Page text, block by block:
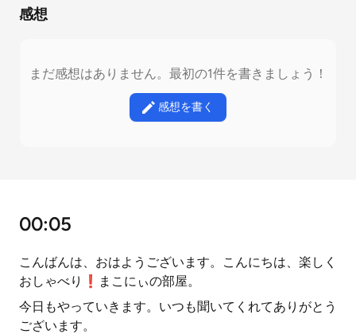
感想
まだ感想はありません。最初の1件を書きましょう！
感想を書く
00:05
こんばんは、おはようございます。こんにちは、楽しく
おしゃべり❗まこにぃの部屋。
今日もやっていきます。いつも聞いてくれてありがとう
ございます。